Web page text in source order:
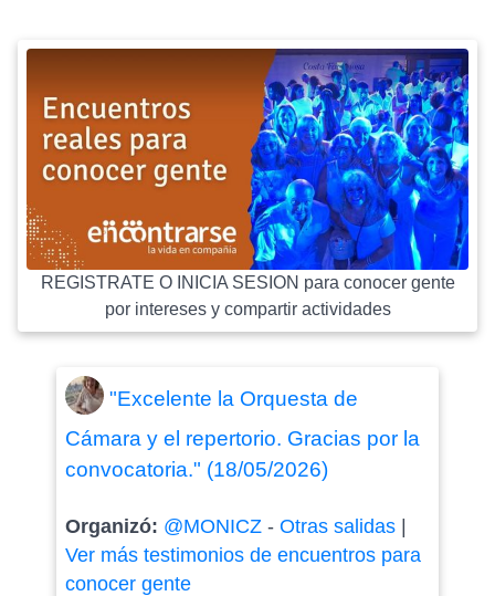
REGISTRATE O INICIA SESION para conocer gente
por intereses y compartir actividades
"Excelente la Orquesta de
Cámara y el repertorio. Gracias por la
convocatoria." (18/05/2026)
Organizó: @MONICZ- Otras salidas|
Ver más testimonios de encuentros para
conocer gente